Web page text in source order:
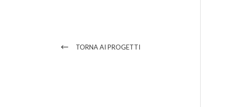
TORNA AI PROGETTI